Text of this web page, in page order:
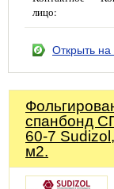
лицо:
Открыть на
спанбонд
60-7
м2.